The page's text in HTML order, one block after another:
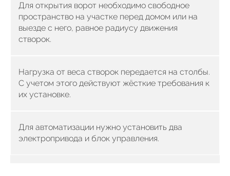
Для открытия ворот необходимо свободное
пространство на участке перед домом или на
выезде с него, равное радиусу движения
створок.
Нагрузка от веса створок передается на столбы.
С учетом этого действуют жёсткие требования к
их установке.
Для автоматизации нужно установить два
электропривода и блок управления.